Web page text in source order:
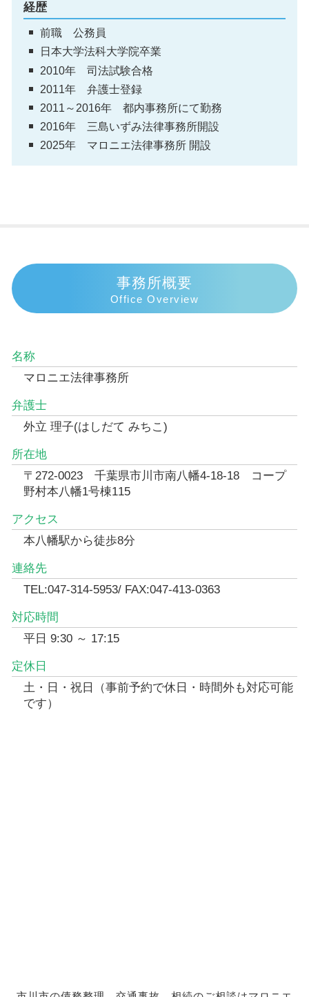
経歴
前職 公務員
日本大学法科大学院卒業
2010年 司法試験合格
2011年 弁護士登録
2011～2016年 都内事務所にて勤務
2016年 三島いずみ法律事務所開設
2025年 マロニエ法律事務所 開設
事務所概要
Office Overview
名称
マロニエ法律事務所
弁護士
外立 理子(はしだて みちこ)
所在地
〒272-0023 千葉県市川市南八幡4-18-18 コープ
野村本八幡1号棟115
アクセス
本八幡駅から徒歩8分
連絡先
TEL:047-314-5953/ FAX:047-413-0363
対応時間
平日 9:30 ～ 17:15
定休日
土・日・祝日（事前予約で休日・時間外も対応可能
です）